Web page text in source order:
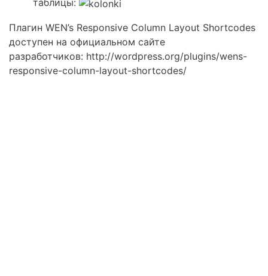
Плагин WEN’s Responsive Column Layout Shortcodes
доступен на официальном сайте
разработчиков: http://wordpress.org/plugins/wens-
responsive-column-layout-shortcodes/